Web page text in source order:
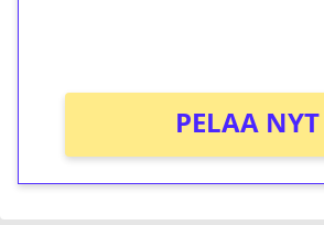
PELAA NYT